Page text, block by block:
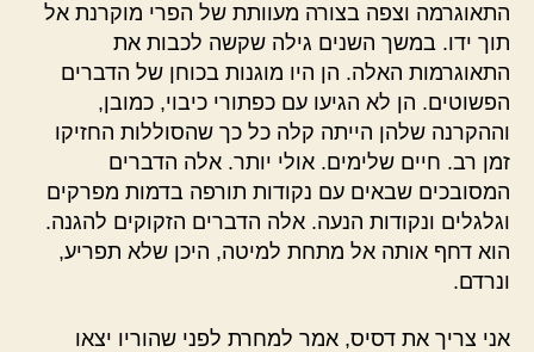
התאוגרמה וצפה בצורה מעוותת של הפרי מוקרנת אל
תוך ידו. במשך השנים גילה שקשה לכבות את
התאוגרמות האלה. הן היו מוגנות בכוחן של הדברים
הפשוטים. הן לא הגיעו עם כפתורי כיבוי, כמובן,
וההקרנה שלהן הייתה קלה כל כך שהסוללות החזיקו
זמן רב. חיים שלימים. אולי יותר. אלה הדברים
המסובכים שבאים עם נקודות תורפה בדמות מפרקים
וגלגלים ונקודות הנעה. אלה הדברים הזקוקים להגנה.
הוא דחף אותה אל מתחת למיטה, היכן שלא תפריע,
ונרדם.
אני צריך את דסיס, אמר למחרת לפני שהוריו יצאו